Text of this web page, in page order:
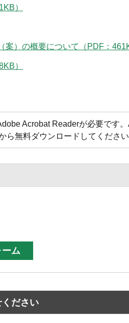
）
）の概要について（PDF：
）
Acrobat Readerが必要です
無料ダウンロードしてください
ださい